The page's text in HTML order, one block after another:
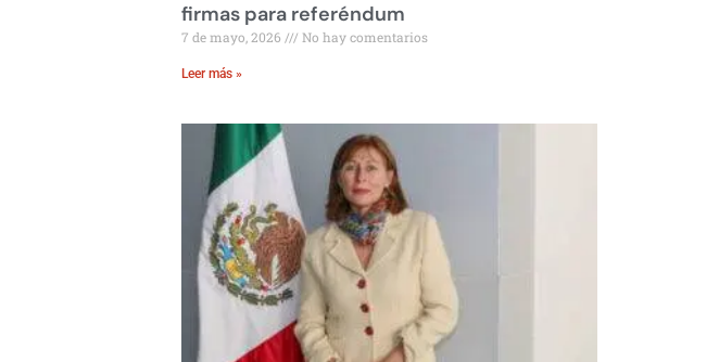
firmas para referéndum
7 de mayo, 2026 No hay comentarios
Leer más »